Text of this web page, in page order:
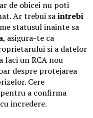
de obicei nu poti
Ar trebui saintrebi
statusul inainte sa
, asigura-te ca
si a datelor
faci un RCA nou
despre protejarea
Cere
a confirma
incredere.